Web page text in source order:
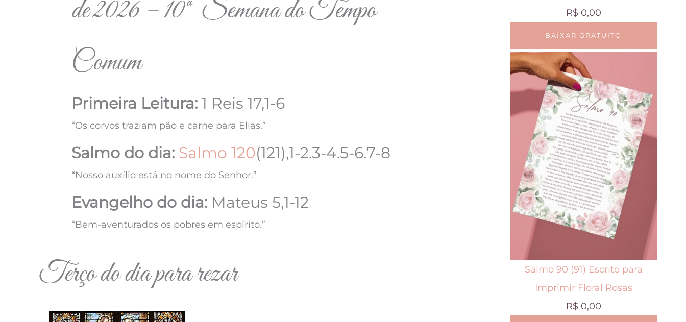
de 2026 – 10ª Semana do Tempo
Comum
Primeira Leitura: 1 Reis 17,1-6
“Os corvos traziam pão e carne para Elias.”
Salmo do dia: Salmo 120(121),1-2.3-4.5-6.7-8
“Nosso auxílio está no nome do Senhor.”
Evangelho do dia: Mateus 5,1-12
“Bem-aventurados os pobres em espírito.”
Terço do dia para rezar
R$0,00
BAIXAR GRATUITO
s
t
e
p
r
o
d
u
t
t
e
v
Salmo 90 (91) Escrito para
Imprimir Floral Rosas
R$0,00